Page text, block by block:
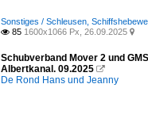
Sonstiges / Schleusen,
 85 1600x1066 Px, 26.09.2025 
Schubverband Mover 2 und
Albertkanal. 09.2025 
De Rond Hans und Jeanny